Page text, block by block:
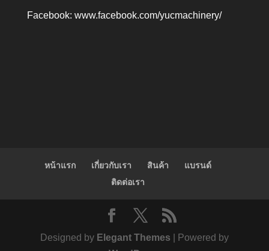
Facebook: www.facebook.com/yucmachinery/
หน้าแรก เกี่ยวกับเรา สินค้า
แบรนด์
ติดต่อเรา
Designed by Elegant Themes | Powered by